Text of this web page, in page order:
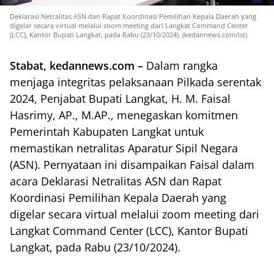
Deklarasi Netralitas ASN dan Rapat Koordinasi Pemilihan Kepala Daerah yang
digelar secara virtual melalui zoom meeting dari Langkat Command Center
(LCC), Kantor Bupati Langkat, pada Rabu (23/10/2024). (kedannews.com/ist)
Stabat, kedannews.com – Dalam rangka
menjaga integritas pelaksanaan Pilkada serentak
2024, Penjabat Bupati Langkat, H. M. Faisal
Hasrimy, AP., M.AP., menegaskan komitmen
Pemerintah Kabupaten Langkat untuk
memastikan netralitas Aparatur Sipil Negara
(ASN). Pernyataan ini disampaikan Faisal dalam
acara Deklarasi Netralitas ASN dan Rapat
Koordinasi Pemilihan Kepala Daerah yang
digelar secara virtual melalui zoom meeting dari
Langkat Command Center (LCC), Kantor Bupati
Langkat, pada Rabu (23/10/2024).